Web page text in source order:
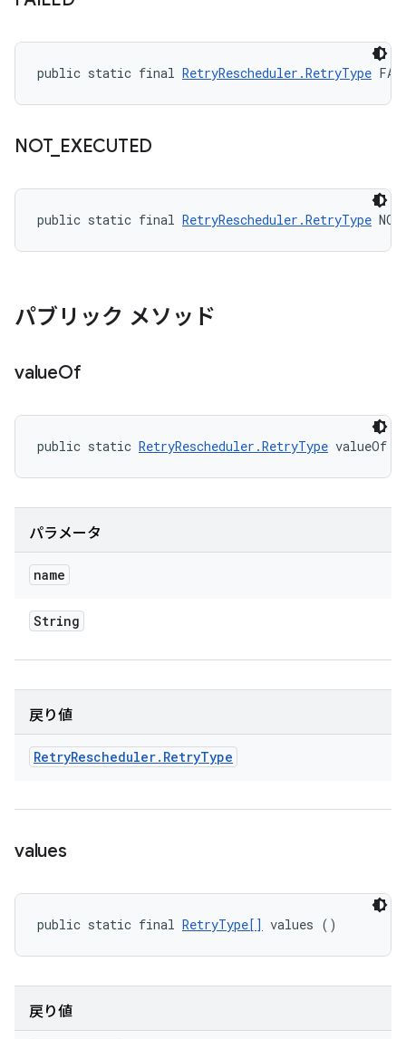
public static final RetryRescheduler.RetryType
NOT_ EXECUTED
public static final RetryRescheduler.RetryType
パブリック メソッド
valueOf
public static RetryRescheduler.RetryType valueOf
パラメータ
name
String
戻り値
RetryRescheduler. RetryType
values
public static final RetryType[] values ()
戻り値